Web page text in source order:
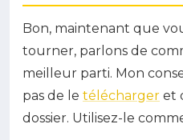
Bon, maintenant que
tourner, parlons de
meilleur parti. Mon
pas de le télécharger et
dossier. Utilisez-le